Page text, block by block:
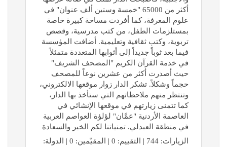
أكثر من 65000 "خمسة وستين ألف عنوان" في
علوم المعرفة، كما أفردت مساحة كبيرة خاصة
بمستلزمات الطفل، من كتب مدرسية، وقصص
تربوية، وكتب ثقافية وتعليمية. أضافت المؤسسة
فيما بعد ثوباً جديداً إلى أثوابها المتعددة متمثلاً
في خدمة القرآن الكريم "المصحف الشريف"
حيث أصدرت أكثر من عشرين نوعاً للمصحف
حجماً وشكلاً. تشكر الدار زوار موقعها الالكتروني،
وتنتظر منهم ملاحظاتهم التي ستأخذ بها الدار،
كما تتمنى زيارتهم في موقعها الإنشائي في
العاصمة الأردنية "عمَّان" لؤلؤة العواصم العربية
في منطقة العبدلي. تمنياتنا لكم الخير والسعادة
الزيارات: 744 | التقييم: 0 | المقيّمين: 0 | الدولة: